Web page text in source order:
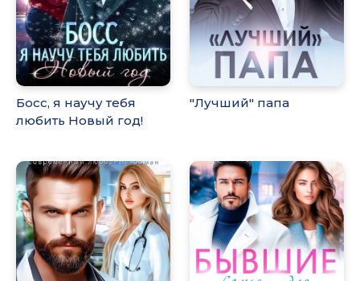
Босс, я научу тебя
любить Новый год!
"Лучший" папа